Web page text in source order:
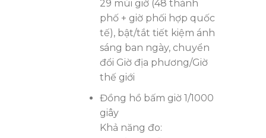
29 múi giờ (48 thành
phố + giờ phối hợp quốc
tế), bật/tắt tiết kiệm ánh
sáng ban ngày, chuyển
đổi Giờ địa phương/Giờ
thế giới
Đồng hồ bấm giờ 1/1000
giây
Khả năng đo: